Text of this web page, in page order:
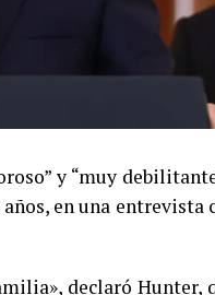
y “muy
en una entrevista
declaró Hunter,